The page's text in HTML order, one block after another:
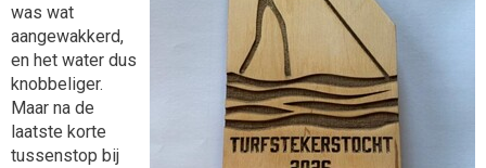
was wat
aangewakkerd,
en het water dus
knobbeliger.
Maar na de
laatste korte
tussenstop bij